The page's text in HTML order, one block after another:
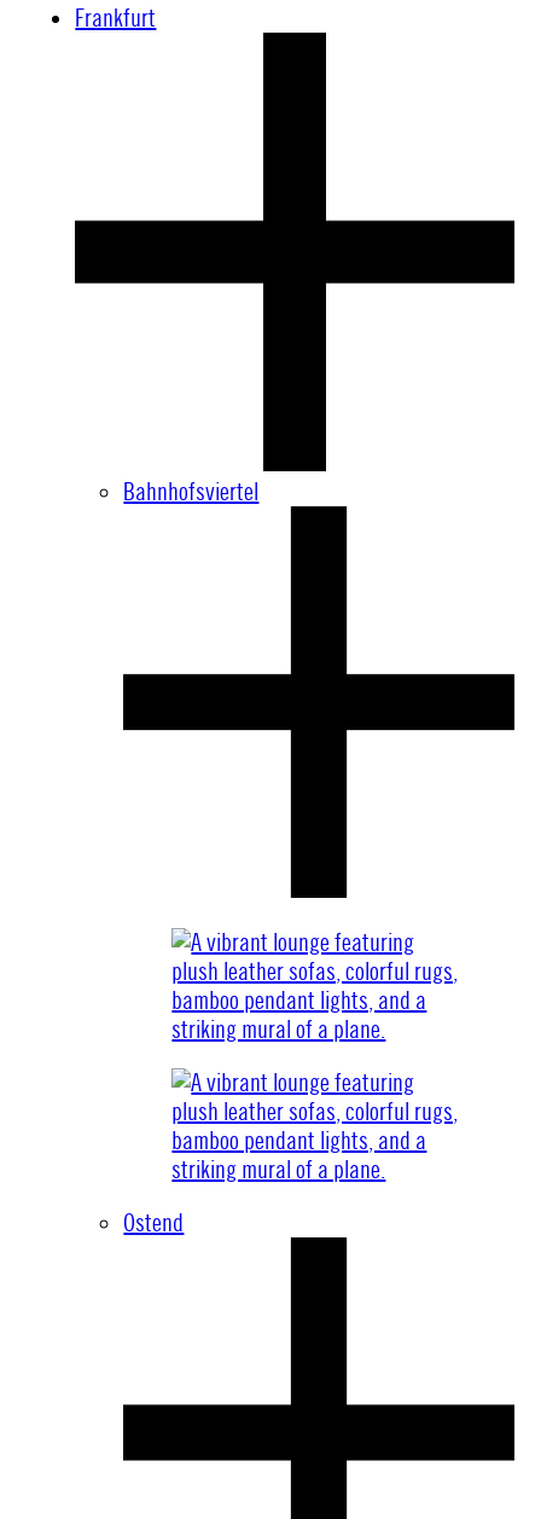
Frankfurt
Bahnhofsviertel
Ostend